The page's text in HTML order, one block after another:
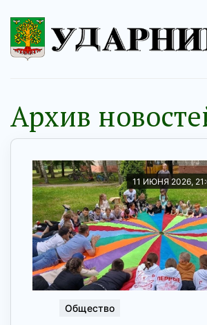
Архив
11 ИЮНЯ 2026,
Общество